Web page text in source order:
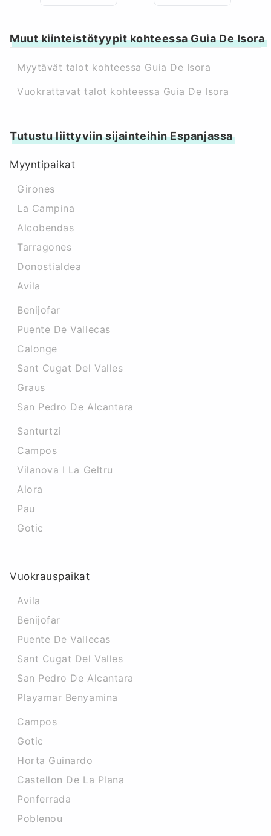
Muut kiinteistötyypit kohteessa Guia De Isora
Myytävät talot kohteessa Guia De Isora
Vuokrattavat talot kohteessa Guia De Isora
Tutustu liittyviin sijainteihin Espanjassa
Myyntipaikat
Girones
La Campina
Alcobendas
Tarragones
Donostialdea
Avila
Benijofar
Puente De Vallecas
Calonge
Sant Cugat Del Valles
Graus
San Pedro De Alcantara
Santurtzi
Campos
Vilanova I La Geltru
Alora
Pau
Gotic
Vuokrauspaikat
Avila
Benijofar
Puente De Vallecas
Sant Cugat Del Valles
San Pedro De Alcantara
Playamar Benyamina
Campos
Gotic
Horta Guinardo
Castellon De La Plana
Ponferrada
Poblenou